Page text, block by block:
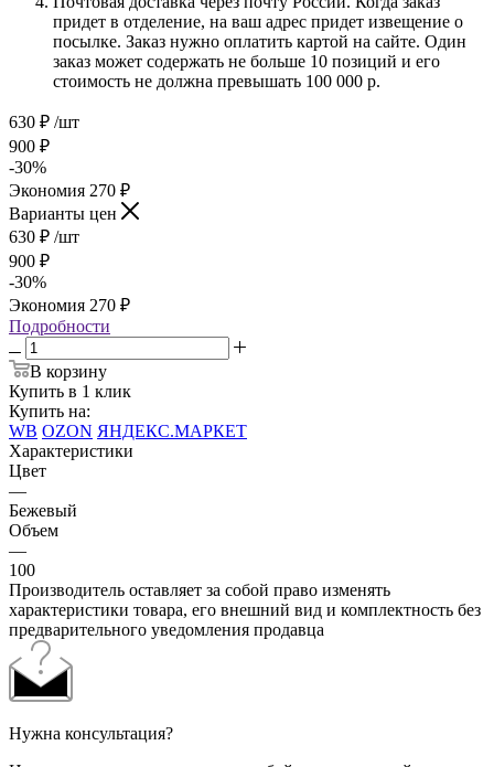
придет в отделение, на ваш адрес придет извещение о
посылке. Заказ нужно оплатить картой на сайте. Один
заказ может содержать не больше 10 позиций и его
стоимость не должна превышать 100 000 р.
630 ₽ /шт
900 ₽
-30%
Экономия 270 ₽
Варианты цен
630 ₽ /шт
900 ₽
-30%
Экономия 270 ₽
Подробности
В корзину
Купить в 1 клик
Купить на:
WB OZON ЯНДЕКС.МАРКЕТ
Характеристики
Цвет
—
Бежевый
Объем
—
100
Производитель оставляет за собой право изменять
характеристики товара, его внешний вид и комплектность без
предварительного уведомления продавца
Нужна консультация?